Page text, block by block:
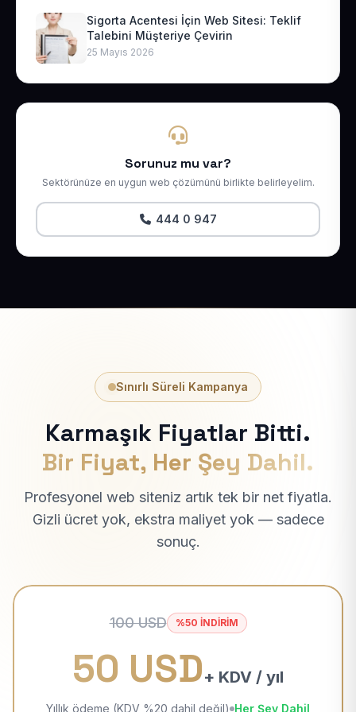
Sigorta Acentesi İçin Web Sitesi: Teklif
Talebini Müşteriye Çevirin
25 Mayıs 2026
Sorunuz mu var?
Sektörünüze en uygun web çözümünü birlikte belirleyelim.
444 0 947
Sınırlı Süreli Kampanya
Karmaşık Fiyatlar Bitti.
Bir Fiyat, Her Şey Dahil.
Profesyonel web siteniz artık tek bir net fiyatla.
Gizli ücret yok, ekstra maliyet yok — sadece
sonuç.
100 USD %50 İNDİRİM
50 USD+ KDV / yıl
Yıllık ödeme (KDV %20 dahil değil) Her Şey Dahil